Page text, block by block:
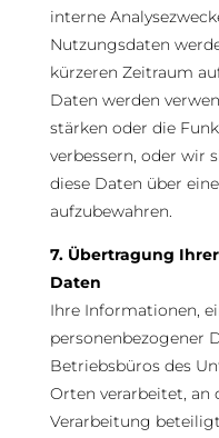
interne
Nutzungsdaten
kürzeren Zeitraum
Daten werden
stärken oder die
verbessern, oder wir
diese Daten über
aufzubewahren.
7. Übertragung
Daten
Ihre Informationen,
personenbezogener
Betriebsbüros des
Orten verarbeitet, an
Verarbeitung